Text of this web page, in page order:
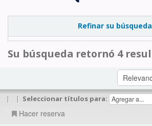
Refinar su búsqueda
Su búsqueda retornó 4
| | Seleccionar títulos para:
Hacer reserva